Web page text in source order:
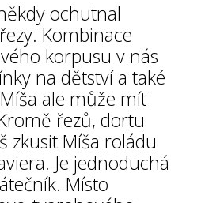
ochutnal
Kombinace
korpusu v nás
na dětství a také
ale může mít
řezů, dortu
zkusit Míša roládu
Je jednoduchá
Místo